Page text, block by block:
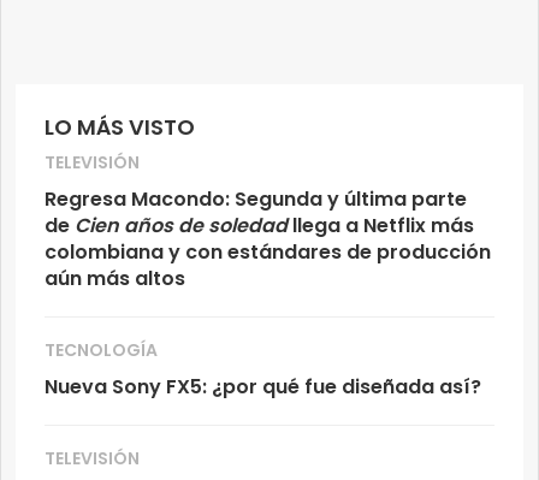
LO MÁS VISTO
TELEVISIÓN
Regresa Macondo: Segunda y última parte
de Cien años de soledadllega a Netflix más
colombiana y con estándares de producción
aún más altos
TECNOLOGÍA
Nueva Sony FX5: ¿por qué fue diseñada así?
TELEVISIÓN